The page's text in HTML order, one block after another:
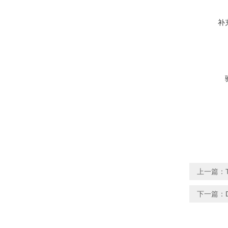
补
上一篇：
下一篇：